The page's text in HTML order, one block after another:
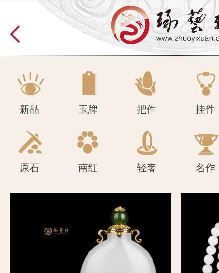
原石 南红 轻奢 名作
新品 玉牌 把件 挂件
原石 南红 轻奢 名作